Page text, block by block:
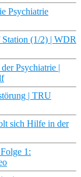
Psychiatrie
(1/2) | WDR
Psychiatrie |
| TRU
sich Hilfe in der
1: